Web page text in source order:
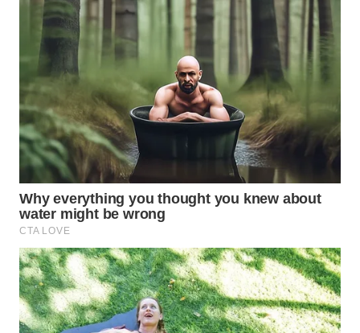
TRAVEL
WAHANA
WAHANANEWS
ID
WAHANANEWS
CO ID
WAHANANEWS
NET
WAHANA
SPORT